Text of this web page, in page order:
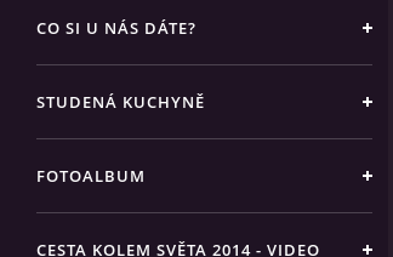
CO SI U NÁS DÁTE?
STUDENÁ KUCHYNĚ
FOTOALBUM
CESTA KOLEM SVĚTA 2014 - VIDEO